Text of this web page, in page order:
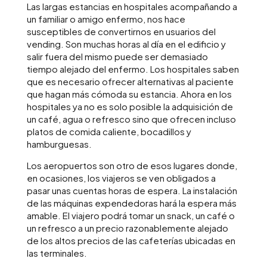
Las largas estancias en hospitales acompañando a
un familiar o amigo enfermo, nos hace
susceptibles de convertirnos en usuarios del
vending. Son muchas horas al día en el edificio y
salir fuera del mismo puede ser demasiado
tiempo alejado del enfermo. Los hospitales saben
que es necesario ofrecer alternativas al paciente
que hagan más cómoda su estancia. Ahora en los
hospitales ya no es solo posible la adquisición de
un café, agua o refresco sino que ofrecen incluso
platos de comida caliente, bocadillos y
hamburguesas.
Los aeropuertos son otro de esos lugares donde,
en ocasiones, los viajeros se ven obligados a
pasar unas cuentas horas de espera. La instalación
de las máquinas expendedoras hará la espera más
amable. El viajero podrá tomar un snack, un café o
un refresco a un precio razonablemente alejado
de los altos precios de las cafeterías ubicadas en
las terminales.